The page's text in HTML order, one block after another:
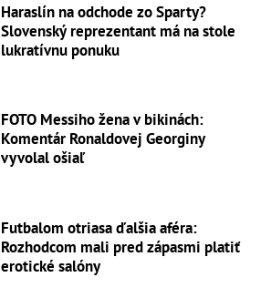
Haraslín na odchode zo Sparty?
Slovenský reprezentant má na stole
lukratívnu ponuku
FOTO Messiho žena v bikinách:
Komentár Ronaldovej Georginy
vyvolal ošiaľ
Futbalom otriasa ďalšia aféra:
Rozhodcom mali pred zápasmi platiť
erotické salóny